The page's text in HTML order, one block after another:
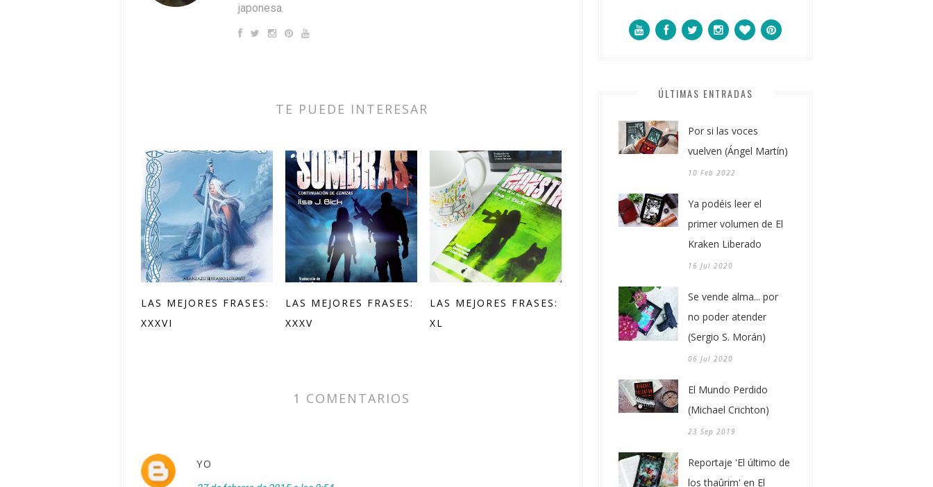
japonesa.
TE PUEDE INTERESAR
LAS MEJORES FRASES:
XXXVI
LAS MEJORES FRASES:
XXXV
LAS MEJORES FRASES:
XL
1 COMENTARIOS
YO
ÚLTIMAS ENTRADAS
Por si las voces
vuelven (Ángel Martín)
10 Feb 2022
Ya podéis leer el
primer volumen de El
Kraken Liberado
16 Jul 2020
Se vende alma... por
no poder atender
(Sergio S. Morán)
06 Jul 2020
El Mundo Perdido
(Michael Crichton)
23 Sep 2019
Reportaje 'El último de
los thaûrim' en El